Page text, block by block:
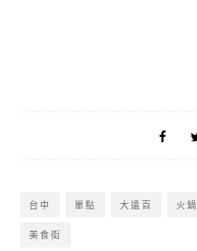
台中 單點 大遠百 火鍋
美食街